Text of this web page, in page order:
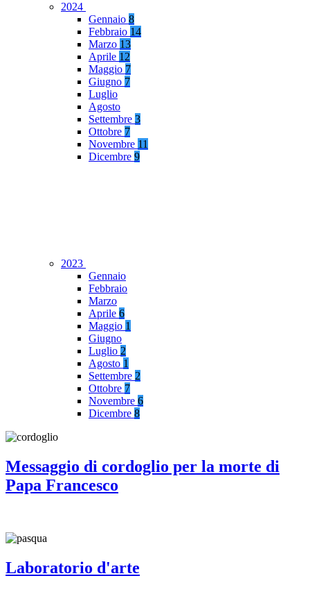
2024
Gennaio 8
Febbraio 14
Marzo 13
Aprile 12
Maggio 7
Giugno 7
Luglio
Agosto
Settembre 3
Ottobre 7
Novembre 11
Dicembre 9
2023
Gennaio
Febbraio
Marzo
Aprile 6
Maggio 1
Giugno
Luglio 2
Agosto 1
Settembre 2
Ottobre 7
Novembre 6
Dicembre 8
Messaggio di cordoglio per la morte di
Papa Francesco
Laboratorio d'arte